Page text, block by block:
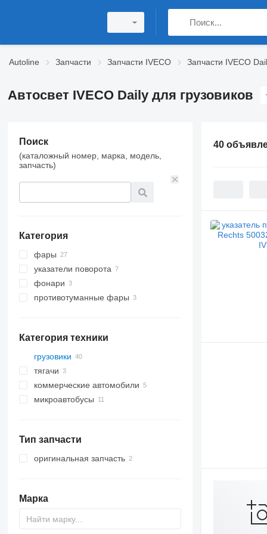
Autoline Запчасти Запчасти IVECO Запчасти IVECO
Автосвет IVECO Daily для грузовиков
Поиск
(каталожный номер, марка, модель,
запчасть)
Категория
фары
указатели поворота
фонари
противотуманные фары
Категория техники
грузовики
тягачи
коммерческие автомобили
микроавтобусы
Тип запчасти
оригинальная запчасть
Марка
40